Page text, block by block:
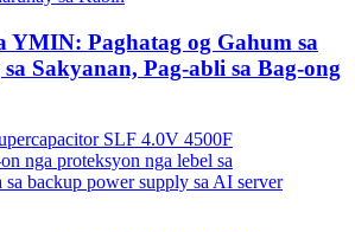
YMIN: Paghatag og Gahum sa
Sakyanan, Pag-abli sa Bag-ong